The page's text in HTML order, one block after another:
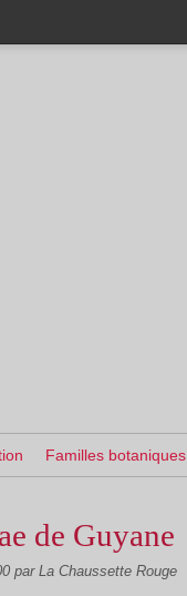
Familles botaniques
de Guyane
par La Chaussette Rouge